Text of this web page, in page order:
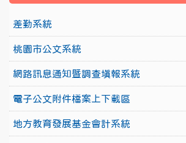
差勤系統
桃園市公文系統
網路訊息通知暨調查填報系統
電子公文附件檔案上下載區
地方教育發展基金會計系統